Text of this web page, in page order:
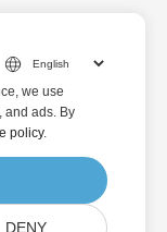
we use
and ads. By
policy.
DENY